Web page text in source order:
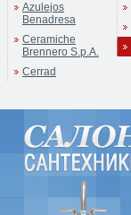
Azulejos
Benadresa
Ceramiche
Brennero S.p.A.
Cerrad